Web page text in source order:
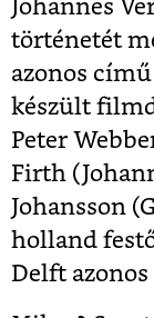
Johannes
történetét
azonos
készült
Peter
Firth
Johansson
holland
Delft